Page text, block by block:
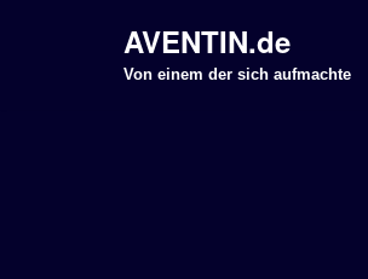
AVENTIN.de
Von einem der sich aufmachte